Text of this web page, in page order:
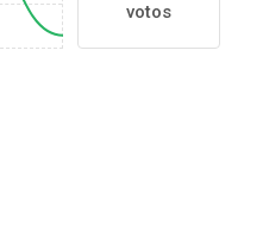
votos